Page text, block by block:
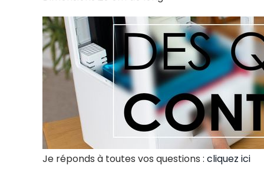
Je réponds à toutes vos questions : cliquez ici